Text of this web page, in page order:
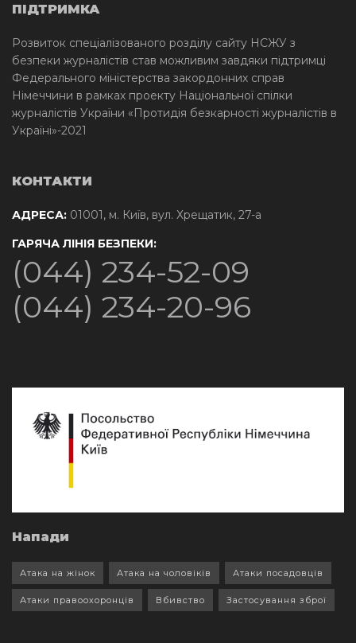
ПІДТРИМКА
Розвиток спеціалізованого розділу сайту НСЖУ з
безпеки журналістів став можливим завдяки підтримці
Федерального міністерства закордонних справ
Німеччини в рамках проекту Національної спілки
журналістів України «Протидія безкарності журналістів в
Україні»-2021
КОНТАКТИ
АДРЕСА: 01001, м. Київ, вул. Хрещатик, 27-а
ГАРЯЧА ЛІНІЯ БЕЗПЕКИ:
(044) 234-52-09
(044) 234-20-96
Напади
Атака на жінок Атака на чоловіків Атаки посадовців
Атаки правоохоронців Вбивство Застосування зброї